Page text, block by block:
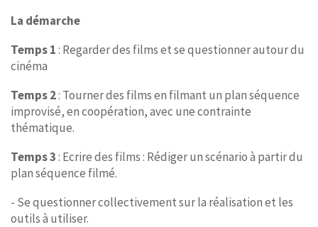
La démarche
Temps 1: Regarder des films et se questionner autour du
cinéma
Temps 2: Tourner des films en filmant un plan séquence
improvisé, en coopération, avec une contrainte
thématique.
Temps 3: Ecrire des films : Rédiger un scénario à partir du
plan séquence filmé.
- Se questionner collectivement sur la réalisation et les
outils à utiliser.